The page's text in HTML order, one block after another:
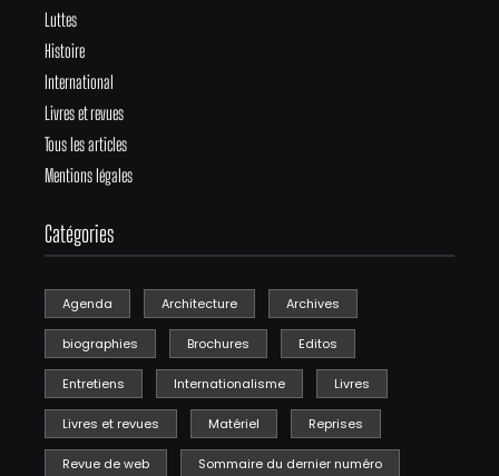
Luttes
Histoire
International
Livres et revues
Tous les articles
Mentions légales
Catégories
Agenda Architecture Archives
biographies Brochures Editos
Entretiens Internationalisme Livres
Livres et revues Matériel Reprises
Revue de web Sommaire du dernier numéro